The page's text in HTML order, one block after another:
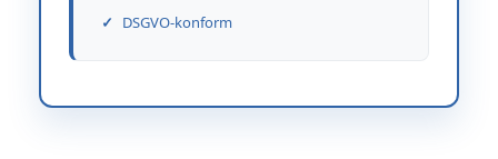
DSGVO-konform